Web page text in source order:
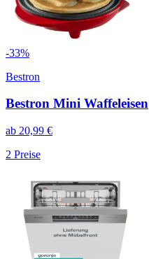
-33%
Bestron
Bestron Mini Waffeleisen
ab 20,99 €
2 Preise